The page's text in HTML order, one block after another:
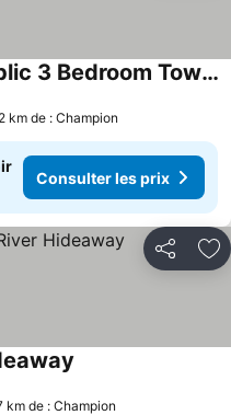
Hemlock House In Republic 3 Bedroom Townhouse
km de : Champion
Consulter les prix
Partager
km de : Champion